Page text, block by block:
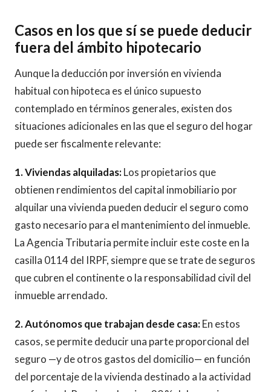
Casos en los que sí se puede deducir
fuera del ámbito hipotecario
Aunque la deducción por inversión en vivienda
habitual con hipoteca es el único supuesto
contemplado en términos generales, existen dos
situaciones adicionales en las que el seguro del hogar
puede ser fiscalmente relevante:
1. Viviendas alquiladas:Los propietarios que
obtienen rendimientos del capital inmobiliario por
alquilar una vivienda pueden deducir el seguro como
gasto necesario para el mantenimiento del inmueble.
La Agencia Tributaria permite incluir este coste en la
casilla 0114 del IRPF, siempre que se trate de seguros
que cubren el continente o la responsabilidad civil del
inmueble arrendado.
2. Autónomos que trabajan desde casa:En estos
casos, se permite deducir una parte proporcional del
seguro —y de otros gastos del domicilio— en función
del porcentaje de la vivienda destinado a la actividad